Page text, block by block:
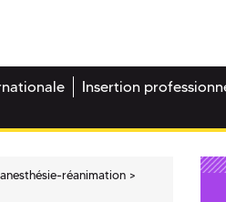
Insertion
réanimation